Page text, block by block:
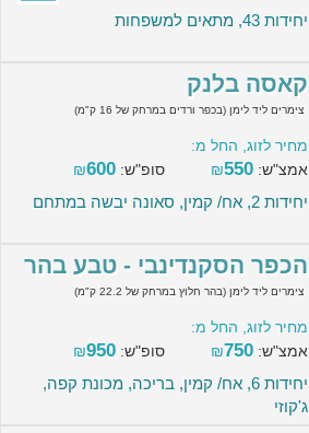
יחידות 43, מתאים למשפחות
קאסה בלנק
צימרים ליד לימן (בכפר ורדים במרחק של 16 ק"מ)
מחיר לזוג, החל מ:
אמצ"ש:
₪550 סופ"ש: ₪600
יחידות 2, אח/ קמין, סאונה יבשה במתחם
הכפר הסקנדינבי - טבע בהר
צימרים ליד לימן (בהר חלוץ במרחק של 22.2 ק"מ)
מחיר לזוג, החל מ:
אמצ"ש:
₪750 סופ"ש: ₪950
יחידות 6, אח/ קמין, בריכה, מכונת קפה,
ג'קוזי